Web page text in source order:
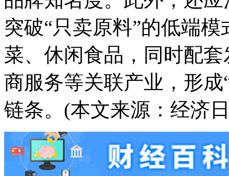
突破“只卖原料”的低端
菜、休闲食品，同时配
商服务等关联产业，形
链条。(本文来源：经济